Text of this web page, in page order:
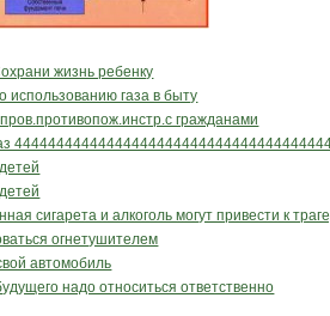
жизнь ребенку
использованию газа в быту
гражданами
сигарета и алкоголь могут привести к
огнетушителем
автомобиль
надо относиться ответственно